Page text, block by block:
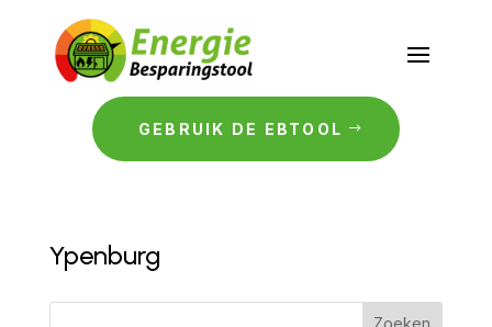
GEBRUIK DE EBTOOL
Ypenburg